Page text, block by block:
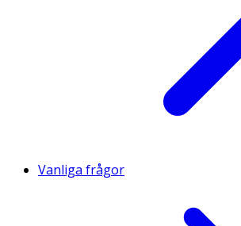
Vanliga frågor